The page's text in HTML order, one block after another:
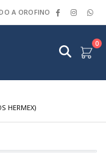
A OROFINO
0
HERMEX)